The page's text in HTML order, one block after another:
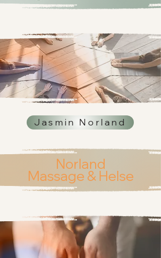
Jasmin Norland
Norland
Massage & Helse